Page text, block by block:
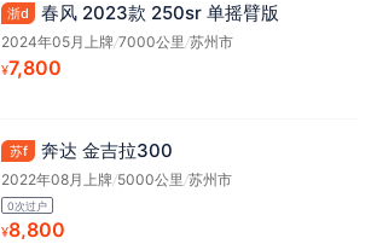
浙d 春风 2023款 250sr 单摇臂版
2024年05月上牌/7000公里/苏州市
¥7,800
苏f 奔达 金吉拉300
2022年08月上牌/5000公里/苏州市
0次过户
¥8,800